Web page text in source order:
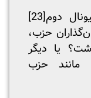
دوم[23]
حزب،
یا دیگر
مانند حزب